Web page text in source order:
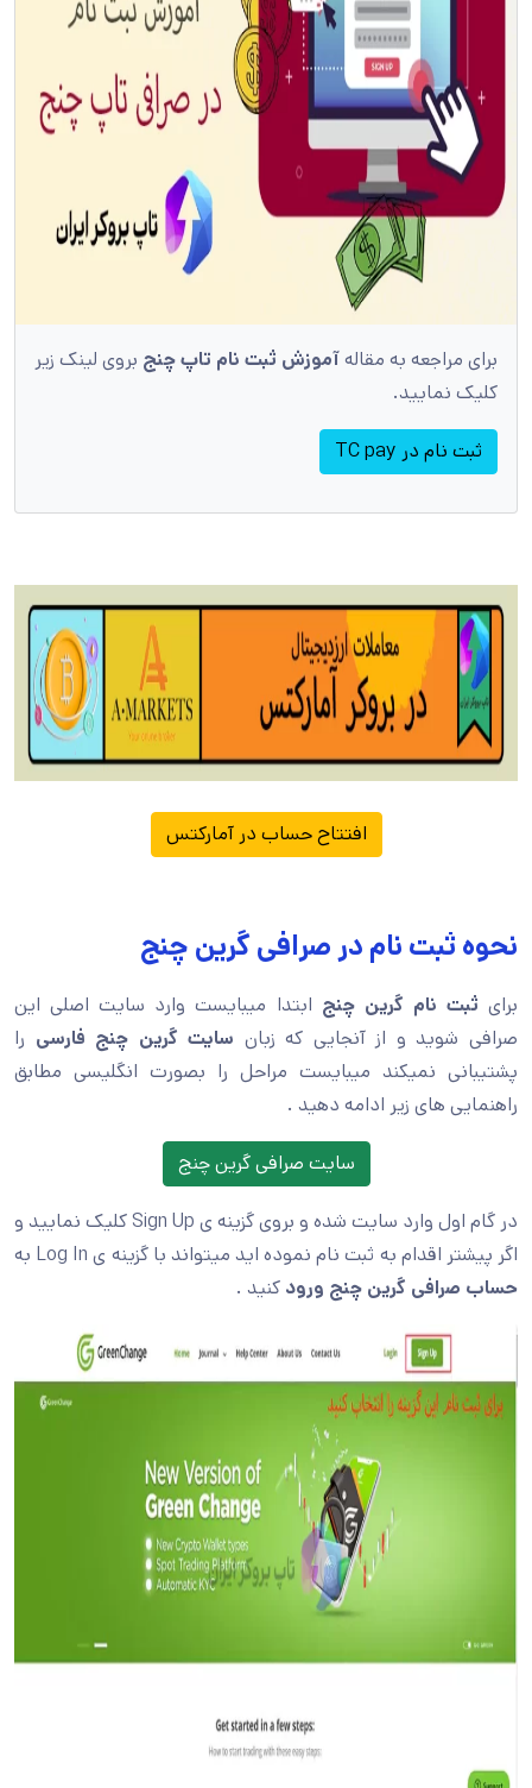
برای مراجعه به مقالهآموزش ثبت نام تاپ چنج بروی لینک زیر
کلیک نمایید.
ثبت نام در TC pay
افتتاح حساب در آمارکتس
نحوه ثبت نام در صرافی گرین چنج
برای ثبت نام گرین چنج ابتدا میبایست وارد سایت اصلی این
صرافی شوید و از آنجایی که زبان سایت گرین چنج فارسی را
پشتیبانی نمیکند میبایست مراحل را بصورت انگلیسی مطابق
راهنمایی های زیر ادامه دهید .
سایت صرافی گرین چنج
در گام اول وارد سایت شده و بروی گزینه ی Sign Up کلیک نمایید و
اگر پیشتر اقدام به ثبت نام نموده اید میتواند با گزینه ی Log In به
حساب صرافی گرین چنج ورود کنید .